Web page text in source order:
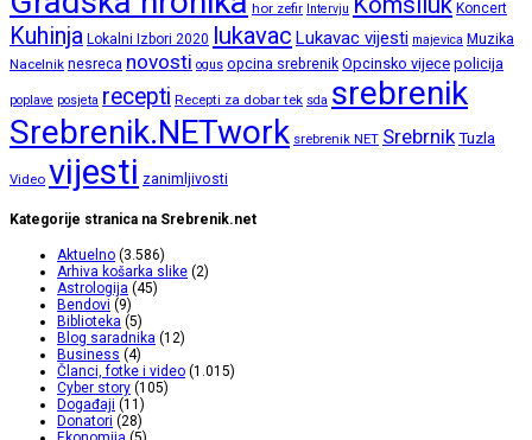
hor zefir Intervju Koncert
Kuhinja Lokalni Izbori 2020 lukavac Lukavac vijesti majevica Muzika
Nacelnik nesreca novosti ogus opcina srebrenik Opcinsko vijece policija
poplave posjeta recepti Recepti za dobar tek sda srebrenik
Srebrenik.NETwork srebrenik NET Srebrnik Tuzla
Video vijesti zanimljivosti
Kategorije stranica na Srebrenik.net
Aktuelno (3.586)
Arhiva košarka slike (2)
Astrologija (45)
Bendovi (9)
Biblioteka (5)
Blog saradnika (12)
Business (4)
Članci, fotke i video (1.015)
Cyber story (105)
Događaji (11)
Donatori (28)